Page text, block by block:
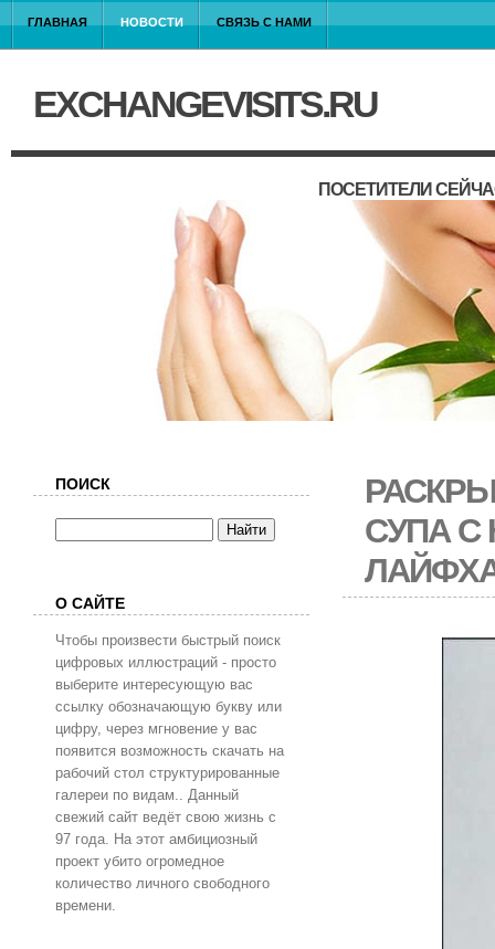
ГЛАВНАЯ НОВОСТИ СВЯЗЬ С НАМИ
EXCHANGEVISITS.RU
ПОСЕТИТЕЛИ
СУПА
ПОИСК
О САЙТЕ
Чтобы произвести быстрый поиск
цифровых иллюстраций - просто
выберите интересующую вас
ссылку обозначающую букву или
цифру, через мгновение у вас
появится возможность скачать на
рабочий стол структурированные
галереи по видам.. Данный
свежий сайт ведёт свою жизнь с
97 года. На этот амбициозный
проект убито огромедное
количество личного свободного
времени.